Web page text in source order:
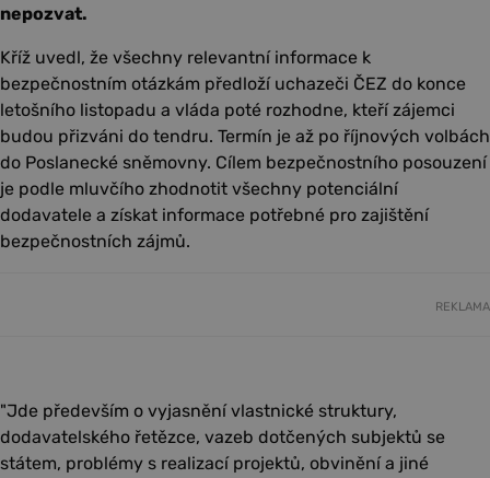
nepozvat.
Kříž uvedl, že všechny relevantní informace k
bezpečnostním otázkám předloží uchazeči ČEZ do konce
letošního listopadu a vláda poté rozhodne, kteří zájemci
budou přizváni do tendru. Termín je až po říjnových volbách
do Poslanecké sněmovny. Cílem bezpečnostního posouzení
je podle mluvčího zhodnotit všechny potenciální
dodavatele a získat informace potřebné pro zajištění
bezpečnostních zájmů.
REKLAMA
"Jde především o vyjasnění vlastnické struktury,
dodavatelského řetězce, vazeb dotčených subjektů se
státem, problémy s realizací projektů, obvinění a jiné